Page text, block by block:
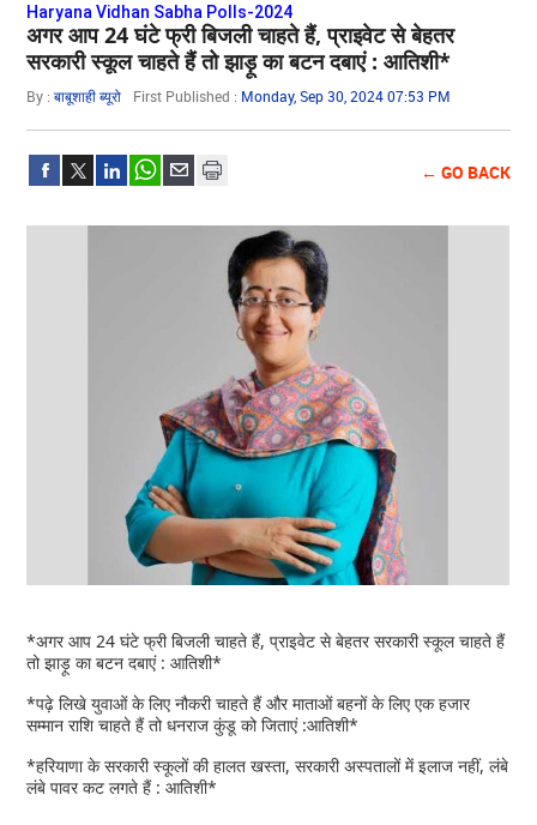
Haryana Vidhan Sabha Polls-2024
अगर आप 24 घंटे फ्री बिजली चाहते हैं, प्राइवेट से बेहतर
सरकारी स्कूल चाहते हैं तो झाड़ू का बटन दबाएं : आतिशी*
By :बाबूशाही ब्यूरो First Published : Monday, Sep 30, 2024 07:53 PM
← GO BACK
*अगर आप 24 घंटे फ्री बिजली चाहते हैं, प्राइवेट से बेहतर सरकारी स्कूल चाहते हैं
तो झाड़ू का बटन दबाएं : आतिशी*
*पढ़े लिखे युवाओं के लिए नौकरी चाहते हैं और माताओं बहनों के लिए एक हजार
सम्मान राशि चाहते हैं तो धनराज कुंडू को जिताएं :आतिशी*
*हरियाणा के सरकारी स्कूलों की हालत खस्ता, सरकारी अस्पतालों में इलाज नहीं, लंबे
लंबे पावर कट लगते हैं : आतिशी*